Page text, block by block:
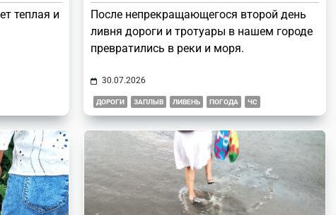
теплая и
После непрекращающегося второй день
ливня дороги и тротуары в нашем городе
превратились в реки и моря.
30.07.2026
ДОРОГИ ЗАПЛЫВ ЛИВЕНЬ ПОГОДА ЧС